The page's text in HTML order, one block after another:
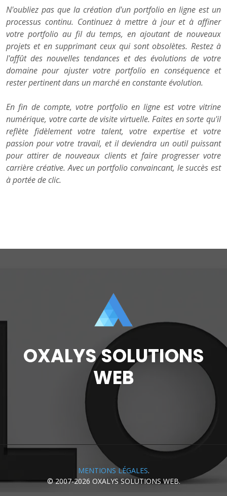
N'oubliez pas que la création d'un portfolio en ligne est un
processus continu. Continuez à mettre à jour et à affiner
votre portfolio au fil du temps, en ajoutant de nouveaux
projets et en supprimant ceux qui sont obsolètes. Restez à
l'affût des nouvelles tendances et des évolutions de votre
domaine pour ajuster votre portfolio en conséquence et
rester pertinent dans un marché en constante évolution.
En fin de compte, votre portfolio en ligne est votre vitrine
numérique, votre carte de visite virtuelle. Faites en sorte qu'il
reflète fidèlement votre talent, votre expertise et votre
passion pour votre travail, et il deviendra un outil puissant
pour attirer de nouveaux clients et faire progresser votre
carrière créative. Avec un portfolio convaincant, le succès est
à portée de clic.
OXALYS SOLUTIONS
WEB
MENTIONS LÉGALES.
© 2007-2026 OXALYS SOLUTIONS WEB.